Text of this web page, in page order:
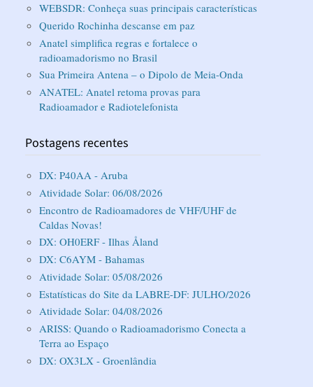
WEBSDR: Conheça suas principais características
Querido Rochinha descanse em paz
Anatel simplifica regras e fortalece o
radioamadorismo no Brasil
Sua Primeira Antena – o Dipolo de Meia-Onda
ANATEL: Anatel retoma provas para
Radioamador e Radiotelefonista
Postagens recentes
DX: P40AA - Aruba
Atividade Solar: 06/08/2026
Encontro de Radioamadores de VHF/UHF de
Caldas Novas!
DX: OH0ERF - Ilhas Åland
DX: C6AYM - Bahamas
Atividade Solar: 05/08/2026
Estatísticas do Site da LABRE-DF: JULHO/2026
Atividade Solar: 04/08/2026
ARISS: Quando o Radioamadorismo Conecta a
Terra ao Espaço
DX: OX3LX - Groenlândia